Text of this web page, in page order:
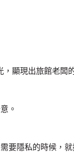
，顯現出旅館老闆
。
要隱私的時候，